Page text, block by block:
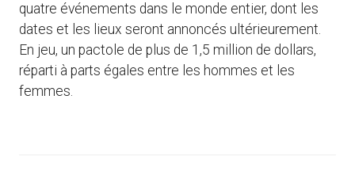
quatre événements dans le monde entier, dont les
dates et les lieux seront annoncés ultérieurement.
En jeu, un pactole de plus de 1,5 million de dollars,
réparti à parts égales entre les hommes et les
femmes.